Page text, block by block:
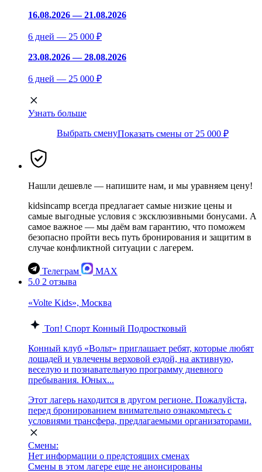
16.08.2026 — 21.08.2026
6 дней — 25 000 ₽
23.08.2026 — 28.08.2026
6 дней — 25 000 ₽
Узнать больше
Выбрать сменуПоказать смены от 25 000 ₽
Нашли дешевле — напишите нам, и мы уравняем цену!
kidsincamp всегда предлагает самые низкие цены и
самые выгодные условия с эксклюзивными бонусами. А
самое важное — мы даём вам гарантию, что поможем
безопасно пройти весь путь бронирования и защитим в
случае конфликтной ситуации с лагерем.
Телеграм
MAX
5.0 2 отзыва
«Volte Kids», Москва
Топ! Спорт Конный Подростковый
Конный клуб «Вольт» приглашает ребят, которые любят
лошадей и увлечены верховой ездой, на активную,
веселую и познавательную программу дневного
пребывания. Юных...
Этот лагерь находится в другом регионе. Пожалуйста,
перед бронированием внимательно ознакомьтесь с
условиями трансфера, предлагаемыми организаторами.
Смены:
Нет информации о предстоящих сменах
Смены в этом лагере еще не анонсированы